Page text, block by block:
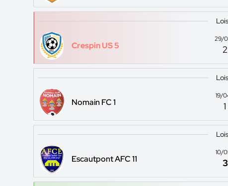
Crespin US 5
29/
2
Nomain FC 1
19/
1
Escautpont AFC 11
10/
3